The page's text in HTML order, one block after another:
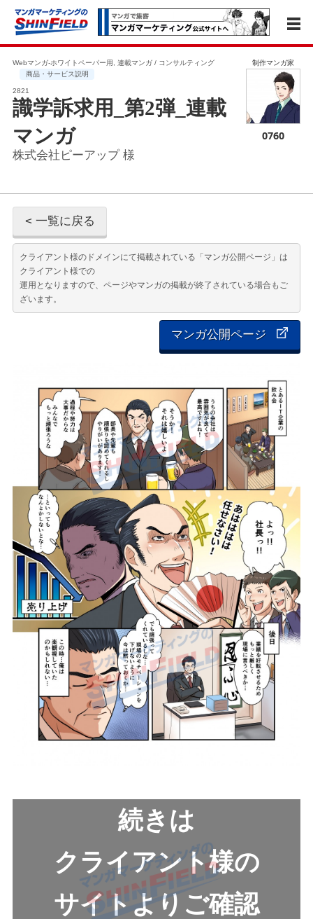
Webマンガ-ホワイトペーパー用, 連載マンガ / コンサルティング
商品・サービス説明
2821
識学訴求用_第2弾_連載
マンガ
株式会社ピーアップ 様
制作マンガ家
0760
< 一覧に戻る
クライアント様のドメインにて掲載されている「マンガ公開ページ」は
クライアント様での
運用となりますので、ページやマンガの掲載が終了されている場合もご
ざいます。
マンガ公開ページ
続きは
クライアント様の
サイトよりご確認